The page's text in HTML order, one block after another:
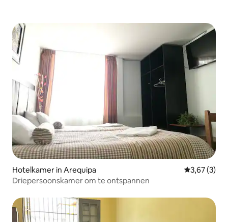
Hotelkamer in Arequipa
3,67 (3)
Driepersoonskamer om te ontspannen